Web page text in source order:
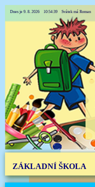
Dnes je 9. 8. 2026 10:54:39 Svátek má Roman
ZÁKLADNÍ ŠKOLA